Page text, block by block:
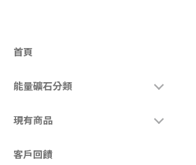
首頁
能量礦石分類
現有商品
客戶回饋